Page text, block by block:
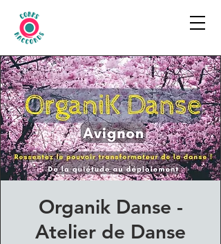
Organik Danse -
Atelier de Danse